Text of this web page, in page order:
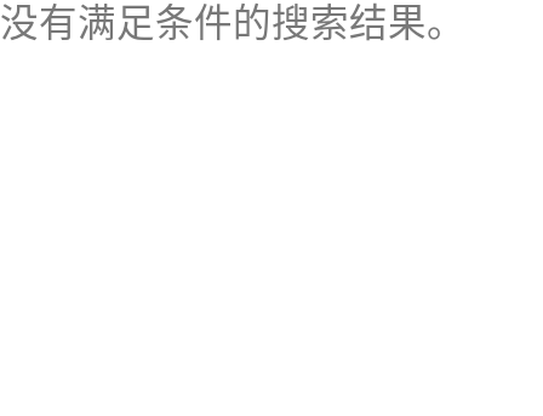
没有满足条件的搜索结果。